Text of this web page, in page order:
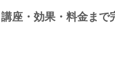
座・効果・料金まで